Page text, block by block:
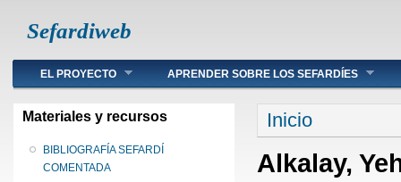
Sefardiweb
Main menu
EL PROYECTO APRENDER SOBRE LOS SEFARDÍES
Materiales y recursos
BIBLIOGRAFÍA SEFARDÍ
COMENTADA
Se encuentra
Inicio
Alkalay,